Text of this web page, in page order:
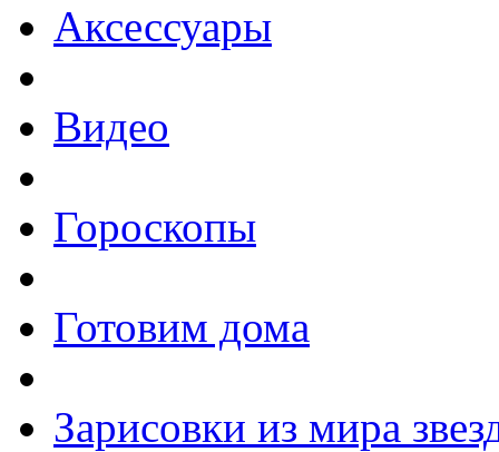
Аксессуары
Видео
Гороскопы
Готовим дома
Зарисовки из мира